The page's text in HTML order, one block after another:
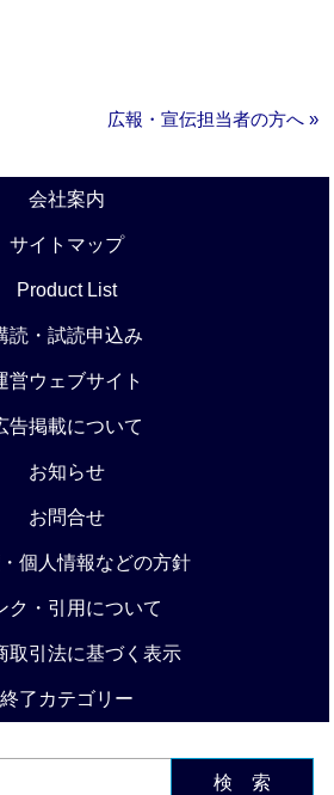
広報・宣伝担当者の方へ »
会社案内
サイトマップ
Product List
読・試読申込み
営ウェブサイト
告掲載について
お知らせ
お問合せ
個人情報などの方針
ク・引用について
取引法に基づく表示
終了カテゴリー
検 索